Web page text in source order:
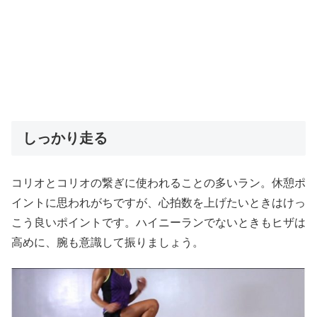
しっかり走る
コリオとコリオの繋ぎに使われることの多いラン。休憩ポ
イントに思われがちですが、心拍数を上げたいときはけっ
こう良いポイントです。ハイニーランでないときもヒザは
高めに、腕も意識して振りましょう。